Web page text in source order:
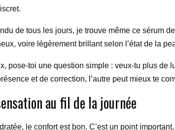
de tous les jours, je trouve même ce sérum
voire légèrement brillant selon l’état de la
pose-toi une question simple : veux-tu plus
et de correction, l’autre peut mieux te
au fil de la journée
le confort est bon. C’est un point